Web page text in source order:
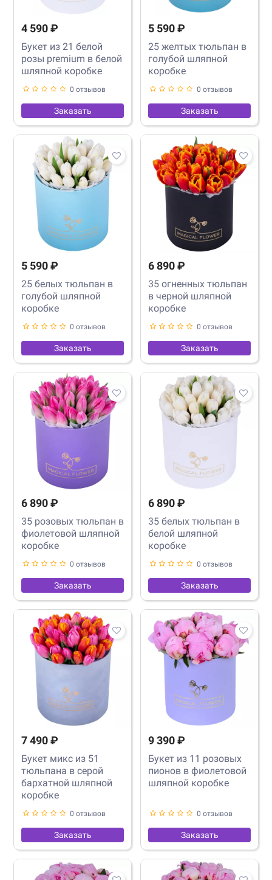
4 590 ₽
Букет из 21 белой
розы premium в белой
шляпной коробке
0 отзывов
Заказать
5 590 ₽
25 желтых тюльпан в
голубой шляпной
коробке
0 отзывов
Заказать
5 590 ₽
25 белых тюльпан в
голубой шляпной
коробке
0 отзывов
Заказать
6 890 ₽
35 огненных тюльпан
в черной шляпной
коробке
0 отзывов
Заказать
6 890 ₽
35 розовых тюльпан в
фиолетовой шляпной
коробке
0 отзывов
Заказать
6 890 ₽
35 белых тюльпан в
белой шляпной
коробке
0 отзывов
Заказать
7 490 ₽
Букет микс из 51
тюльпана в серой
бархатной шляпной
коробке
0 отзывов
Заказать
9 390 ₽
Букет из 11 розовых
пионов в фиолетовой
шляпной коробке
0 отзывов
Заказать